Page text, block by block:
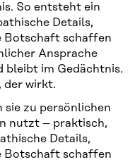
So entsteht ein
Details,
Botschaft schaffen
Ansprache
bleibt im Gedächtnis.
der wirkt.
sie zu persönlichen
nutzt – praktisch,
Details,
Botschaft schaffen